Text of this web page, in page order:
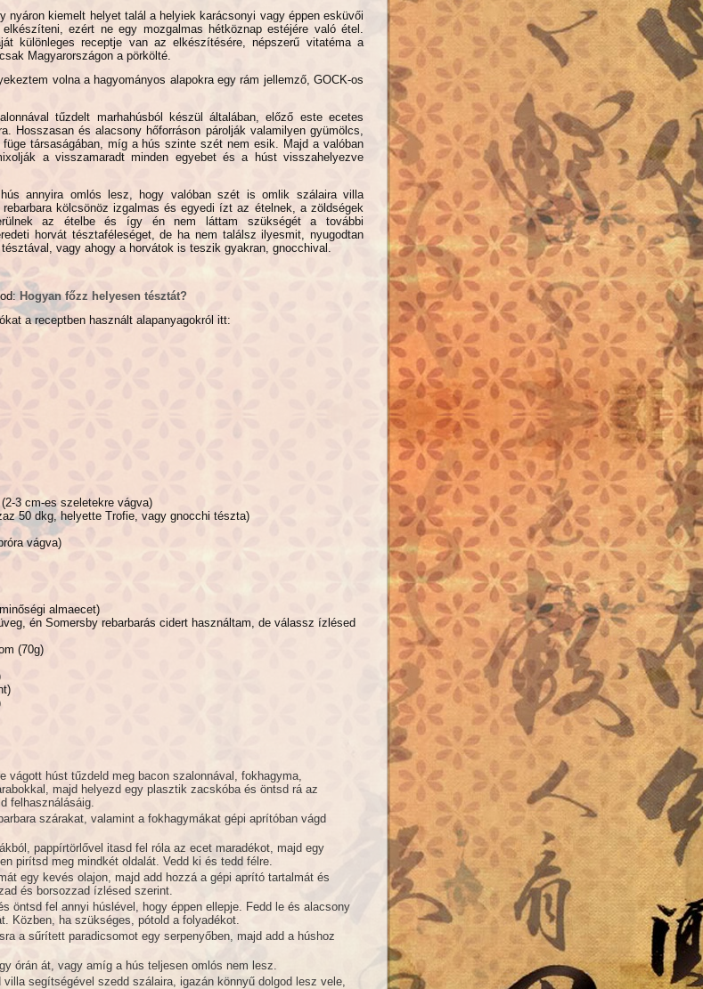
nyáron kiemelt helyet talál a helyiek karácsonyi vagy éppen esküvői
ezért ne egy mozgalmas hétköznap estéjére való étel.
különleges receptje van az elkészítésére, népszerű vitatéma a
Magyarországon a pörkölté.
volna a hagyományos alapokra egy rám jellemző, GOCK-os
tűzdelt marhahúsból készül általában, előző este ecetes
Hosszasan és alacsony hőforráson párolják valamilyen gyümölcs,
társaságában, míg a hús szinte szét nem esik. Majd a valóban
a visszamaradt minden egyebet és a húst visszahelyezve
annyira omlós lesz, hogy valóban szét is omlik szálaira villa
kölcsönöz izgalmas és egyedi ízt az ételnek, a zöldségek
az ételbe és így én nem láttam szükségét a további
horvát tésztaféleséget, de ha nem találsz ilyesmit, nyugodtan
vagy ahogy a horvátok is teszik gyakran, gnocchival.
Hogyan főzz helyesen tésztát?
a receptben használt alapanyagokról itt:
3 cm-es szeletekre vágva)
50 dkg, helyette Trofie, vagy gnocchi tészta)
vágva)
almaecet)
én Somersby rebarbarás cidert használtam, de válassz ízlésed
(70g)
vágott húst tűzdeld meg bacon szalonnával, fokhagyma,
majd helyezd egy plasztik zacskóba és öntsd rá az
felhasználásáig.
szárakat, valamint a fokhagymákat gépi aprítóban vágd
pappírtörlővel itasd fel róla az ecet maradékot, majd egy
pirítsd meg mindkét oldalát. Vedd ki és tedd félre.
egy kevés olajon, majd add hozzá a gépi aprító tartalmát és
és borsozzad ízlésed szerint.
öntsd fel annyi húslével, hogy éppen ellepje. Fedd le és alacsony
Közben, ha szükséges, pótold a folyadékot.
a sűrített paradicsomot egy serpenyőben, majd add a húshoz
órán át, vagy amíg a hús teljesen omlós nem lesz.
segítségével szedd szálaira, igazán könnyű dolgod lesz vele,